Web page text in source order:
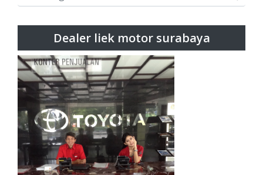
Dealer liek motor surabaya